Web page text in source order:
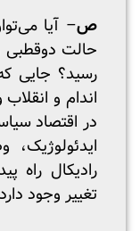
ص– آیا
حالت
رسید؟ جایی
اندام و
در اقتصاد
رادیکال راه
تغییر وجود